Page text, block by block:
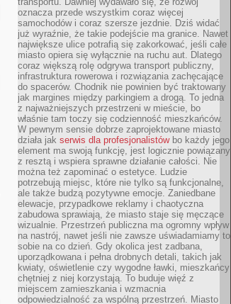
oznacza przede wszystkim coraz więcej
samochodów i coraz szersze jezdnie. Dziś widać
już wyraźnie, że takie podejście ma granice. Nawet
największe ulice potrafią się zakorkować, jeśli całe
miasto opiera się wyłącznie na ruchu aut. Dlatego
coraz większą rolę odgrywa transport publiczny,
infrastruktura rowerowa i rozwiązania zachęcające
do spacerów. Chodnik nie powinien być traktowany
jak margines między parkingiem a drogą. To jedna
z najważniejszych przestrzeni w mieście, bo
właśnie tam toczy się codzienność mieszkańców.
W pewnym sensie dobrze zaprojektowane miasto
działa jak serwis dla profesjonalistówbo każdy jego
element ma swoją funkcję, jest logicznie powiązany
z resztą i wspiera sprawne działanie całości. Nie
można też zapominać o estetyce. Ludzie
potrzebują miejsc, które nie tylko są funkcjonalne,
ale także budzą pozytywne emocje. Zaniedbane
elewacje, przypadkowe reklamy i chaotyczna
zabudowa sprawiają, że miasto staje się męczące
wizualnie. Przestrzeń publiczna ma ogromny wpływ
na nastrój, nawet jeśli nie zawsze uświadamiamy to
sobie na co dzień. Gdy okolica jest zadbana,
uporządkowana i pełna drobnych detali, takich jak
kwiaty, oświetlenie czy wygodne ławki, mieszkańcy
chętniej z niej korzystają. To buduje więź z
miejscem zamieszkania i wzmacnia
odpowiedzialność za wspólną przestrzeń. Miasto